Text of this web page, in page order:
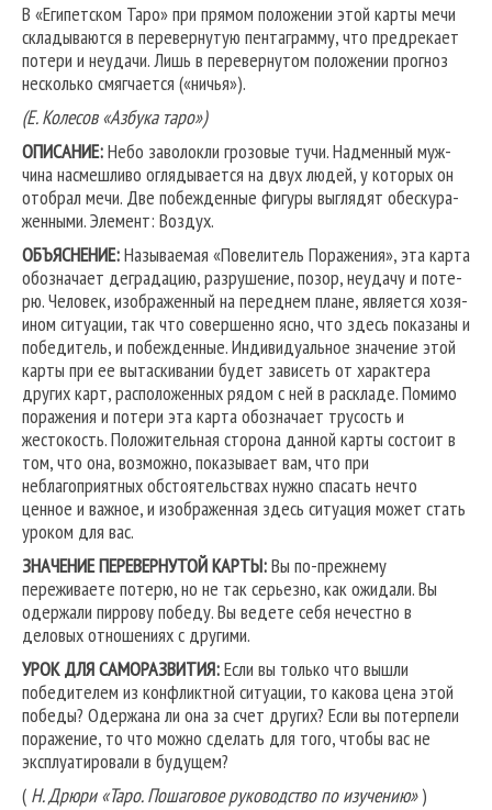
В «Египетском Таро» при прямом положении этой карты мечи
складываются в перевернутую пентаграмму, что предрекает
потери и неудачи. Лишь в перевернутом положении прогноз
несколько смягчается («ничья»).
(Е. Колесов «Азбука таро»)
ОПИСАНИЕ:Небо заволокли грозовые тучи. Надменный муж­
чина насмешливо оглядывается на двух людей, у которых он
отобрал мечи. Две побежденные фигуры выглядят обескура­
женными. Элемент: Воздух.
ОБЪЯСНЕНИЕ:Называемая «Повелитель Поражения», эта кар­та
обозначает деградацию, разрушение, позор, неудачу и поте­
рю. Человек, изображенный на переднем плане, является хозя­
ином ситуации, так что совершенно ясно, что здесь показаны и
победитель, и побежденные. Индивидуальное значение этой
карты при ее вытаскивании будет зависеть от характера
других карт, расположенных рядом с ней в раскладе. Помимо
пораже­ния и потери эта карта обозначает трусость и
жестокость. Положительная сторона данной карты состоит в
том, что она, возможно, показывает вам, что при
неблагоприятных обстоятельствах нужно спасать нечто
ценное и важ­ное, и изображенная здесь ситуация может стать
уроком для вас.
ЗНАЧЕНИЕ ПЕРЕВЕРНУТОЙ КАРТЫ:Вы по-прежнему
переживаете потерю, но не так серьезно, как ожидали. Вы
одержали пиррову победу. Вы ведете себя нечестно в
деловых отношениях с другими.
УРОК ДЛЯ САМОРАЗВИТИЯ:Если вы только что вышли
победителем из конфликт­ной ситуации, то какова цена этой
победы? Одержана ли она за счет других? Если вы потерпели
поражение, то что можно сделать для того, чтобы вас не
эксплуати­ровали в будущем?
( Н. Дрюри «Таро. Пошаговое руководство по изучению»)